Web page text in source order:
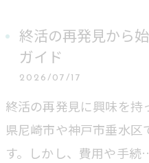
終活の再発見から
ガイド
2026/07/17
終活の再発見に興味を持
県尼崎市や神戸市垂水
す。しかし、費用や手続